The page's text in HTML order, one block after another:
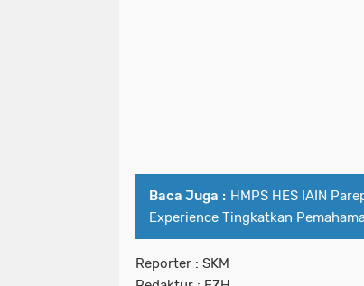
Baca Juga : HMPS HES IAIN
Experience Tingkatkan
Reporter : SKM